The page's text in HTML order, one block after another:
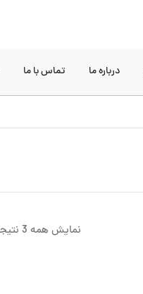
درباره ما تماس با ما
نمایش همه 3 نتیجه